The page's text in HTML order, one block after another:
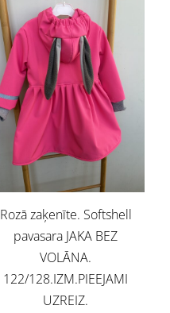
Rozā zaķenīte. Softshell
pavasara JAKA BEZ
VOLĀNA.
122/128.IZM.PIEEJAMI
UZREIZ.